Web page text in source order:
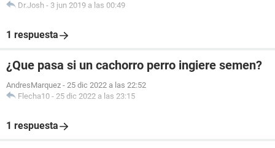
Dr.Josh - 3 jun 2019 a las 00:49
1 respuesta
¿Que pasa si un cachorro perro ingiere semen?
AndresMarquez - 25 dic 2022 a las 22:52
Flecha10 - 25 dic 2022 a las 23:15
1 respuesta